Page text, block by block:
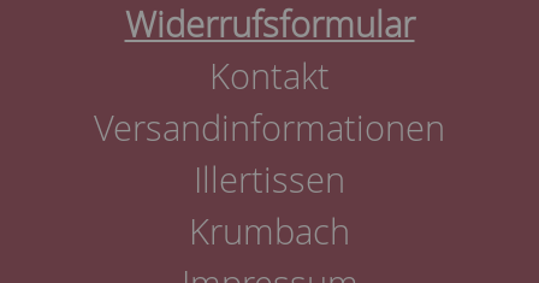
Widerrufsformular
Kontakt
Versandinformationen
Illertissen
Krumbach